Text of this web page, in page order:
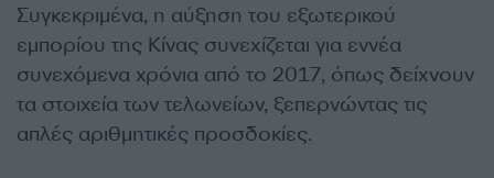
Συγκεκριμένα, η αύξηση του εξωτερικού
εμπορίου της Κίνας συνεχίζεται για εννέα
συνεχόμενα χρόνια από το 2017, όπως δείχνουν
τα στοιχεία των τελωνείων, ξεπερνώντας τις
απλές αριθμητικές προσδοκίες.